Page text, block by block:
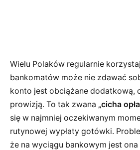
Wielu Polaków regularnie
bankomatów może nie zdawać
konto jest obciążane dodatkową,
prowizją. To tak zwana „cicha
się w najmniej oczekiwanym
rutynowej wypłaty gotówki.
że na wyciągu bankowym jest